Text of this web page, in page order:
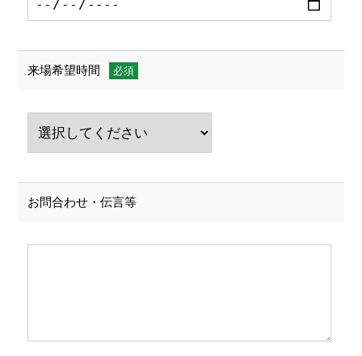
来場希望時間
お問合わせ・伝言等